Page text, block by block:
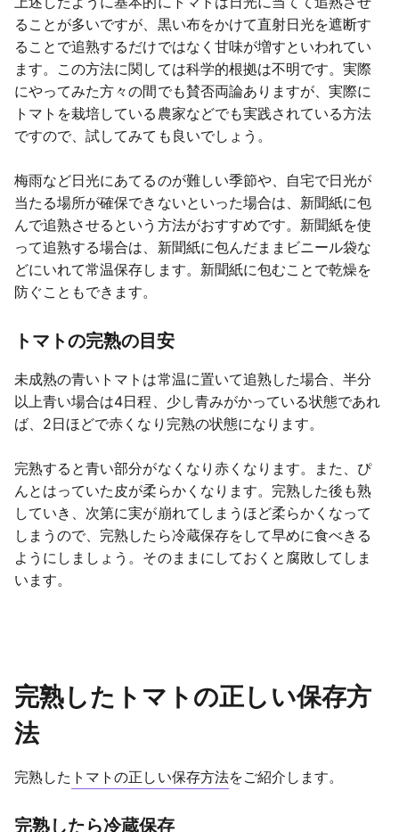
ることが多いですが、黒い布をかけて直射日光を遮断す
ることで追熟するだけではなく甘味が増すといわれてい
ます。この方法に関しては科学的根拠は不明です。実際
にやってみた方々の間でも賛否両論ありますが、実際に
トマトを栽培している農家などでも実践されている方法
ですので、試してみても良いでしょう。
梅雨など日光にあてるのが難しい季節や、自宅で日光が
当たる場所が確保できないといった場合は、新聞紙に包
んで追熟させるという方法がおすすめです。新聞紙を使
って追熟する場合は、新聞紙に包んだままビニール袋な
どにいれて常温保存します。新聞紙に包むことで乾燥を
防ぐこともできます。
トマトの完熟の目安
未成熟の青いトマトは常温に置いて追熟した場合、半分
以上青い場合は4日程、少し青みがかっている状態であれ
ば、2日ほどで赤くなり完熟の状態になります。
完熟すると青い部分がなくなり赤くなります。また、ぴ
んとはっていた皮が柔らかくなります。完熟した後も熟
していき、次第に実が崩れてしまうほど柔らかくなって
しまうので、完熟したら冷蔵保存をして早めに食べきる
ようにしましょう。そのままにしておくと腐敗してしま
います。
完熟したトマトの正しい保存方
法
完熟した トマトの正しい保存方法をご紹介します。
完熟したら冷蔵保存